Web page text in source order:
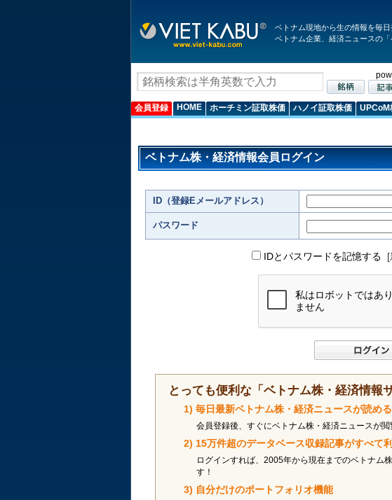
ベトナム現地から生の情報を毎日
ベトナム企業、経済ニュースの「
会員登録
HOME ホーチミン証取株価 ハノイ証取株価 UPCoM
ベトナム株・経済情報会員ログイン
ID（登録Eメールアドレス）
パスワード
IDとパスワードを記憶する
とっても便利な「ベトナム株・経済情報
1) 毎日最新ベトナム株・経済ニュースが読める
会員登録後、すぐにベトナム株・経済ニュースが閲
2) 15万件超のデータベース収録記事がすべて
ログインすれば、2005年から現在までのベトナム
す！
3) 自分だけのポートフォリオ機能